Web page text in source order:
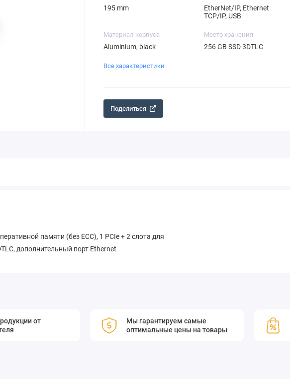
195 mm
EtherNet/IP, Ethernet
TCP/IP, USB
Материал корпуса
Aluminium, black
Место хранения
256 GB SSD 3DTLC
Все характеристики
Поделиться
памяти (без ECC), 1 PCIe + 2 слота для
дополнительный порт Ethernet
от
Мы гарантируем самые
оптимальные цены на товары